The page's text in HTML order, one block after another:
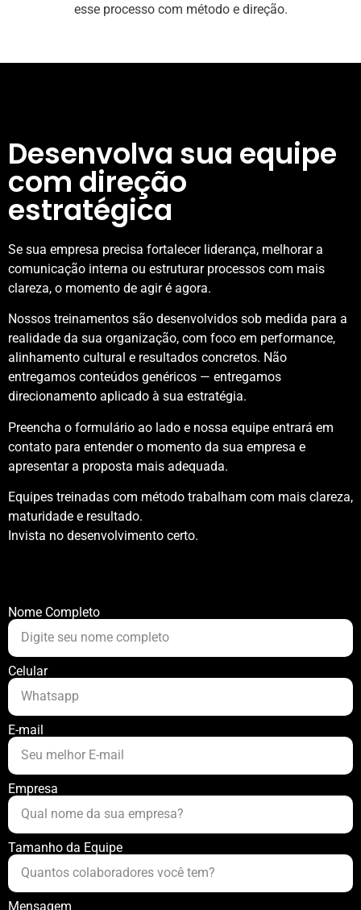
esse processo com método e direção.
Desenvolva sua equipe
com direção
estratégica
Se sua empresa precisa fortalecer liderança, melhorar a
comunicação interna ou estruturar processos com mais
clareza, o momento de agir é agora.
Nossos treinamentos são desenvolvidos sob medida para a
realidade da sua organização, com foco em performance,
alinhamento cultural e resultados concretos. Não
entregamos conteúdos genéricos — entregamos
direcionamento aplicado à sua estratégia.
Preencha o formulário ao lado e nossa equipe entrará em
contato para entender o momento da sua empresa e
apresentar a proposta mais adequada.
Equipes treinadas com método trabalham com mais clareza,
maturidade e resultado.
Invista no desenvolvimento certo.
Nome Completo
Celular
E-mail
Empresa
Tamanho da Equipe
Mensagem